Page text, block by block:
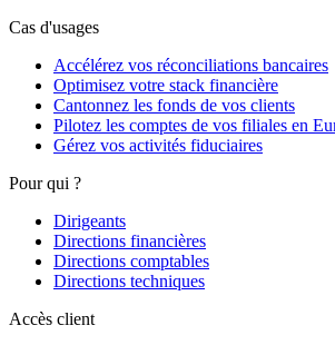
Cas d'usages
Accélérez vos réconciliations bancaires
Optimisez votre stack financière
Cantonnez les fonds de vos clients
Pilotez les comptes de vos filiales en
Gérez vos activités fiduciaires
Pour qui ?
Dirigeants
Directions financières
Directions comptables
Directions techniques
Accès client